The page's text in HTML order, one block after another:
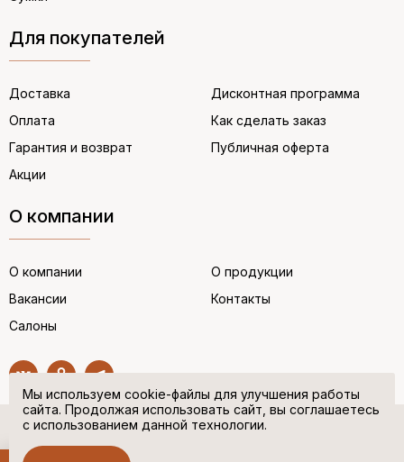
Для покупателей
Доставка
Оплата
Гарантия и возврат
Акции
Дисконтная программа
Как сделать заказ
Публичная оферта
О компании
О компании
Вакансии
Салоны
О продукции
Контакты
© “НЕМЕЦКАЯ ОБУВЬ” 2017. Все права защищены.
Политика в отношении персональных данных
Мы используем cookie-файлы для улучшения работы
сайта. Продолжая использовать сайт, вы соглашаетесь
с использованием данной технологии.